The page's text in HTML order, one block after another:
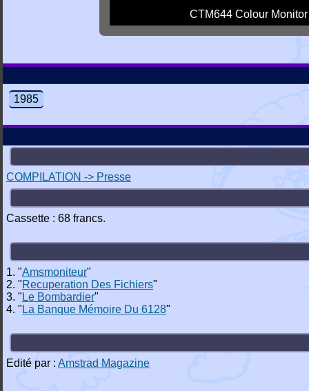
CTM644 Colour Monitor
1985
COMPILATION -> Presse
Cassette : 68 francs.
1. "Amsmoniteur"
2. "Recuperation Des Fichiers"
3. " Le Bombardier"
4. " La Banque Mémoire Du 6128"
Edité par : Amstrad Magazine